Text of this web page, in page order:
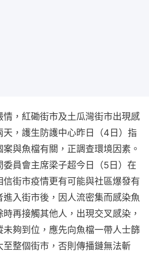
情，紅磡街市及土瓜灣街市出現感
天，護生防護中心昨日（4日）指
與魚檔有關，正調查環境因素。
委員會主席梁子超今日（5日）在
信街市疫情更有可能與社區爆發有
進入街市後，因人流密集而感染魚
再接觸其他人，出現交叉感染，
未夠到位，應先向魚檔一帶人士篩
至整個街市，否則傳播鏈無法斬